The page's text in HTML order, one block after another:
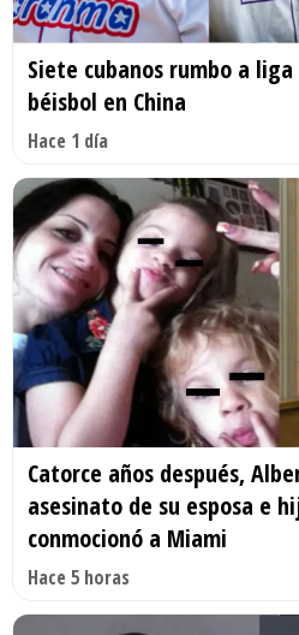
Siete cubanos rumbo a
béisbol en China
Hace 1 día
Catorce años después,
asesinato de su esposa e
conmocionó a Miami
Hace 5 horas